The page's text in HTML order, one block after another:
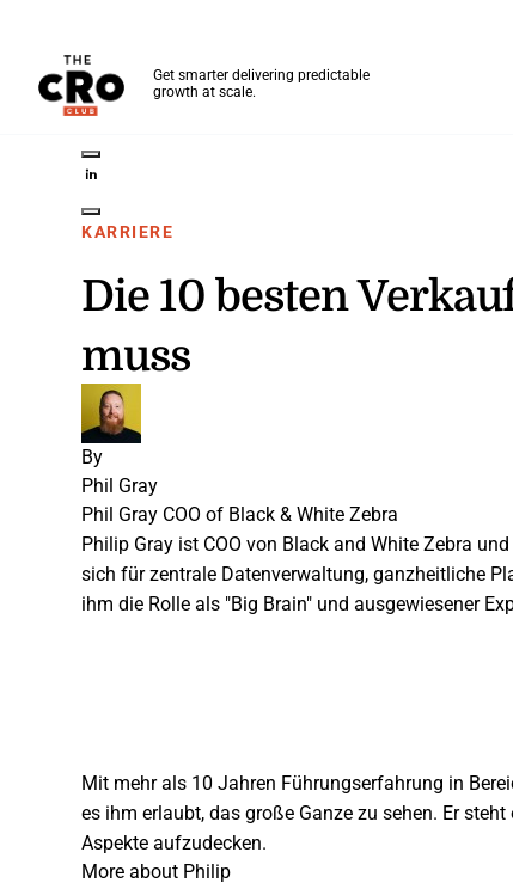
Skip to main content
Get smarter delivering predictable
growth at scale.
Share on Twitter
KARRIERE
Die 10 besten
muss
By
Phil Gray
Phil Gray COO of Black & White Zebra
Philip Gray ist COO von Black and White Zebra
sich für zentrale Datenverwaltung, ganzheitliche
ihm die Rolle als "Big Brain" und ausgewiesener
Mit mehr als 10 Jahren Führungserfahrung in
es ihm erlaubt, das große Ganze zu sehen. Er
Aspekte aufzudecken.
More about Philip